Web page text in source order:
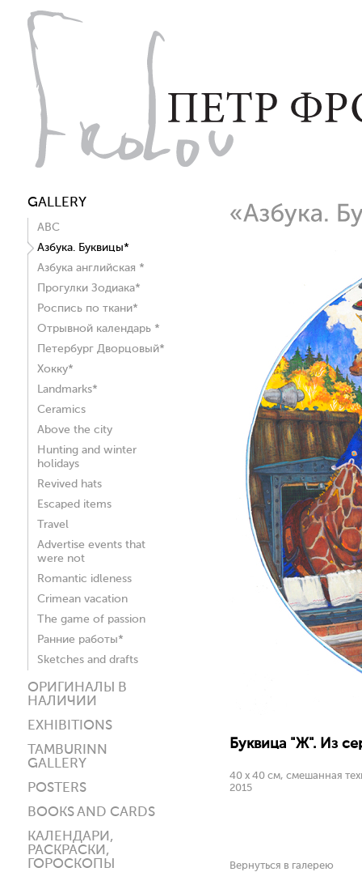
GALLERY
ABC
Азбука. Буквицы*
Азбука английская *
Прогулки Зодиака*
Роспись по ткани*
Отрывной календарь *
Петербург Дворцовый*
Хокку*
Landmarks*
Ceramics
Above the city
Hunting and winter
holidays
Revived hats
Escaped items
Travel
Advertise events that
were not
Romantic idleness
Crimean vacation
The game of passion
Ранние работы*
Sketches and drafts
ОРИГИНАЛЫ В
НАЛИЧИИ
EXHIBITIONS
TAMBURINN
GALLERY
POSTERS
BOOKS AND CARDS
КАЛЕНДАРИ,
РАСКРАСКИ,
ГОРОСКОПЫ
Буквица "Ж". Из
40 х 40 см, смешанная
2015
Вернуться в галерею